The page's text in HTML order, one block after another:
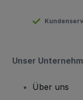
Unser
Über uns